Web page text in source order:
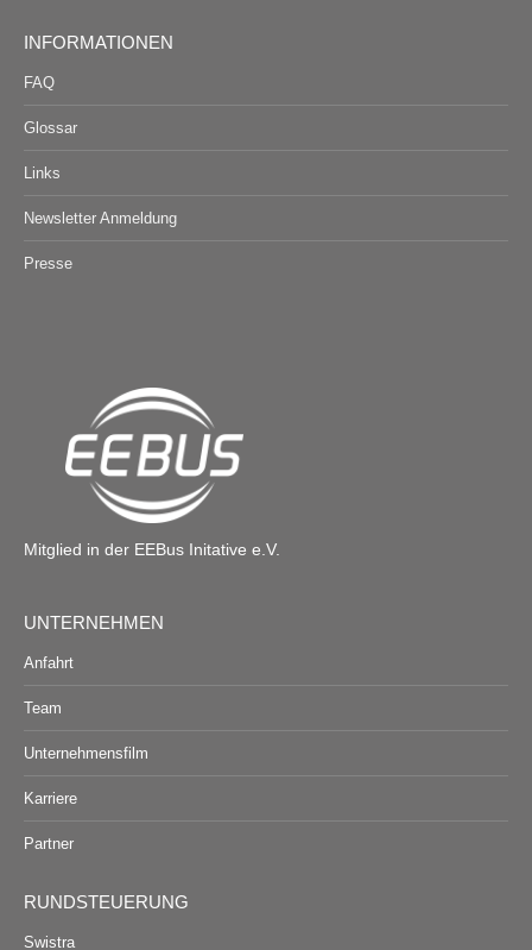
INFORMATIONEN
FAQ
Glossar
Links
Newsletter Anmeldung
Presse
Mitglied in der EEBus Initative e.V.
UNTERNEHMEN
Anfahrt
Team
Unternehmensfilm
Karriere
Partner
RUNDSTEUERUNG
Swistra